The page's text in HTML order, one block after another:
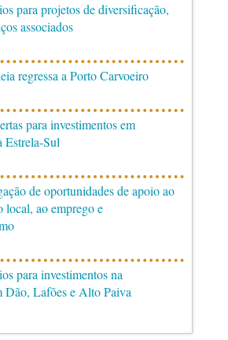
para projetos de diversificação,
associados
regressa a Porto Carvoeiro
para investimentos em
Estrela-Sul
de oportunidades de apoio ao
local, ao emprego e
para investimentos na
Dão, Lafões e Alto Paiva